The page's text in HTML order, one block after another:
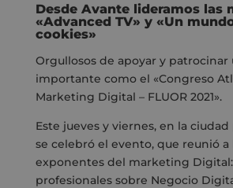
Desde Avante lideramos las
«Advanced TV» y «Un
cookies»
Orgullosos de apoyar y
importante como el «Congreso
Marketing Digital – FLUOR 2021».
Este jueves y viernes, en la
se celebró el evento, que reunió a
exponentes del marketing Digital:
profesionales sobre Negocio